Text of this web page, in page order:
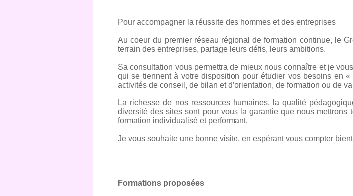
Pour accompagner la réussite des hommes et des entreprises
Au coeur du premier réseau régional de formation continue, le
terrain des entreprises, partage leurs défis, leurs ambitions.
Sa consultation vous permettra de mieux nous connaître et je
qui se tiennent à votre disposition pour étudier vos besoins en
activités de conseil, de bilan et d’orientation, de formation ou de
La richesse de nos ressources humaines, la qualité
diversité des sites sont pour vous la garantie que nous
formation individualisé et performant.
Je vous souhaite une bonne visite, en espérant vous compter
Formations proposées